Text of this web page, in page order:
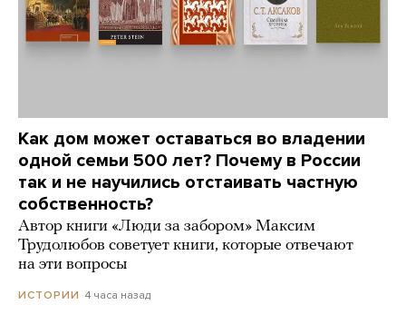
Как дом может оставаться во владении
одной семьи 500 лет? Почему в России
так и не научились отстаивать частную
собственность?
Автор книги «Люди за забором» Максим
Трудолюбов советует книги, которые отвечают
на эти вопросы
ИСТОРИИ 4 часа назад